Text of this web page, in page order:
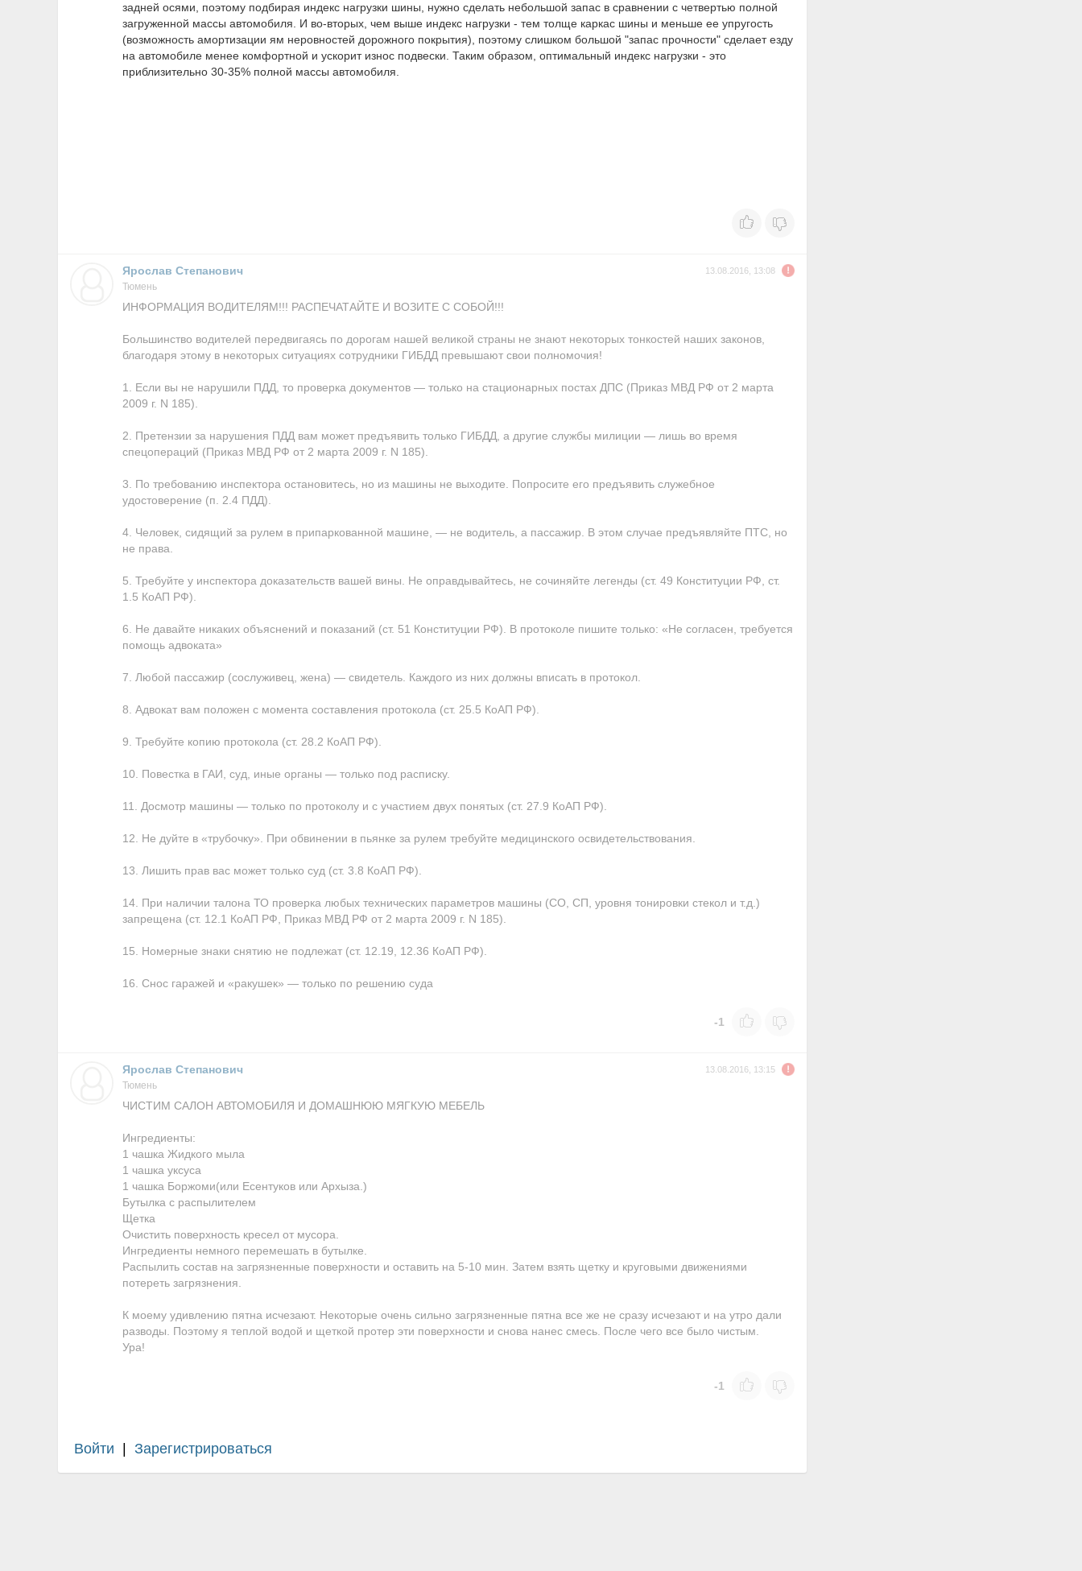
задней осями, поэтому подбирая индекс нагрузки шины, нужно сделать небольшой запас в сравнении с четвертью полной
загруженной массы автомобиля. И во-вторых, чем выше индекс нагрузки - тем толще каркас шины и меньше ее упругость
(возможность амортизации ям неровностей дорожного покрытия), поэтому слишком большой "запас прочности" сделает езду
на автомобиле менее комфортной и ускорит износ подвески. Таким образом, оптимальный индекс нагрузки - это
приблизительно 30-35% полной массы автомобиля.
Ярослав Степанович 13.08.2016, 13:08
Тюмень
ИНФОРМАЦИЯ ВОДИТЕЛЯМ!!! РАСПЕЧАТАЙТЕ И ВОЗИТЕ С СОБОЙ!!!
Большинство водителей передвигаясь по дорогам нашей великой страны не знают некоторых тонкостей наших законов,
благодаря этому в некоторых ситуациях сотрудники ГИБДД превышают свои полномочия!
1. Если вы не нарушили ПДД, то проверка документов — только на стационарных постах ДПС (Приказ МВД РФ от 2 марта
2009 г. N 185).
2. Претензии за нарушения ПДД вам может предъявить только ГИБДД, а другие службы милиции — лишь во время
спецопераций (Приказ МВД РФ от 2 марта 2009 г. N 185).
3. По требованию инспектора остановитесь, но из машины не выходите. Попросите его предъявить служебное
удостоверение (п. 2.4 ПДД).
4. Человек, сидящий за рулем в припаркованной машине, — не водитель, а пассажир. В этом случае предъявляйте ПТС, но
не права.
5. Требуйте у инспектора доказательств вашей вины. Не оправдывайтесь, не сочиняйте легенды (ст. 49 Конституции РФ, ст.
1.5 КоАП РФ).
6. Не давайте никаких объяснений и показаний (ст. 51 Конституции РФ). В протоколе пишите только: «Не согласен, требуется
помощь адвоката»
7. Любой пассажир (сослуживец, жена) — свидетель. Каждого из них должны вписать в протокол.
8. Адвокат вам положен с момента составления протокола (ст. 25.5 КоАП РФ).
9. Требуйте копию протокола (ст. 28.2 КоАП РФ).
10. Повестка в ГАИ, суд, иные органы — только под расписку.
11. Досмотр машины — только по протоколу и с участием двух понятых (ст. 27.9 КоАП РФ).
12. Не дуйте в «трубочку». При обвинении в пьянке за рулем требуйте медицинского освидетельствования.
13. Лишить прав вас может только суд (ст. 3.8 КоАП РФ).
14. При наличии талона ТО проверка любых технических параметров машины (СО, СП, уровня тонировки стекол и т.д.)
запрещена (ст. 12.1 КоАП РФ, Приказ МВД РФ от 2 марта 2009 г. N 185).
15. Номерные знаки снятию не подлежат (ст. 12.19, 12.36 КоАП РФ).
16. Снос гаражей и «ракушек» — только по решению суда
-1
Ярослав Степанович 13.08.2016, 13:15
Тюмень
ЧИСТИМ САЛОН АВТОМОБИЛЯ И ДОМАШНЮЮ МЯГКУЮ МЕБЕЛЬ
Ингредиенты:
1 чашка Жидкого мыла
1 чашка уксуса
1 чашка Боржоми(или Есентуков или Архыза.)
Бутылка с распылителем
Щетка
Очистить поверхность кресел от мусора.
Ингредиенты немного перемешать в бутылке.
Распылить состав на загрязненные поверхности и оставить на 5-10 мин. Затем взять щетку и круговыми движениями
потереть загрязнения.
К моему удивлению пятна исчезают. Некоторые очень сильно загрязненные пятна все же не сразу исчезают и на утро дали
разводы. Поэтому я теплой водой и щеткой протер эти поверхности и снова нанес смесь. После чего все было чистым.
Ура!
-1
Войти Зарегистрироваться